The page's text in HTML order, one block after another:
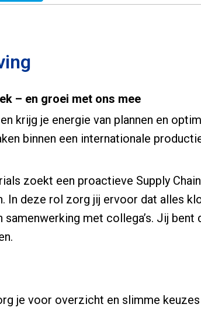
– en groei met ons mee
krijg je energie van plannen en
binnen een internationale
zoekt een proactieve Supply
In deze rol zorg jij ervoor dat alles
met collega’s. Jij bent
je voor overzicht en slimme